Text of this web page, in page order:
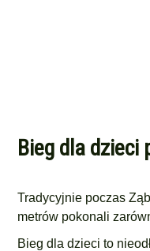
Bieg dla dzieci
Tradycyjnie poczas
metrów pokonali
Bieg dla dzieci to